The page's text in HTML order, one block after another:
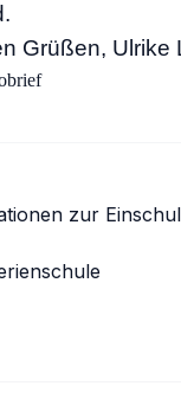
Grüßen, Ulrike
zur